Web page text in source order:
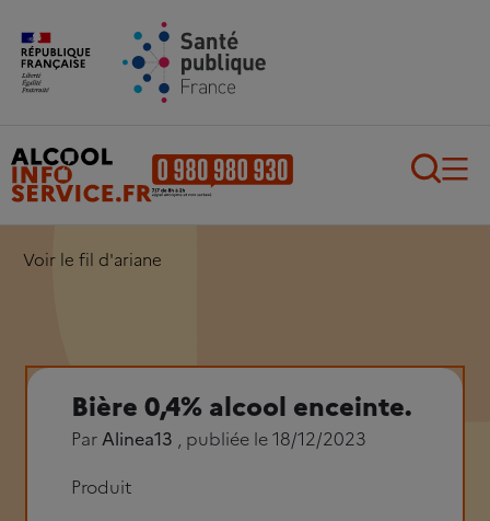
Aller au contenu principal
Voir le fil d'ariane
Bière 0,4% alcool enceinte.
ParAlinea13 , publiée le 18/12/2023
Produit